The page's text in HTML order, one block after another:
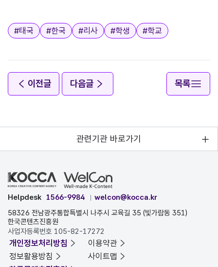
태그
#태국 #한국 #리사 #학생 #학교
이전글 다음글 목록
관련기관 바로가기
Helpdesk 1566-9984
welcon@kocca.kr
58326 전남광주통합특별시 나주시 교육길 35 (빛가람동 351)
한국콘텐츠진흥원
사업자등록번호 105-82-17272
개인정보처리방침
이용약관
정보활용방침
사이트맵